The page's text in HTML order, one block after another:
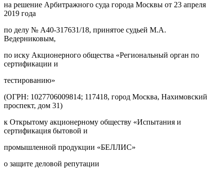
на решение Арбитражного суда города Москвы от 23 апреля
2019 года
по делу № А40-317631/18, принятое судьей М.А.
Ведерниковым,
по иску Акционерного общества «Региональный орган по
сертификации и
тестированию»
(ОГРН: 1027706009814; 117418, город Москва, Нахимовский
проспект, дом 31)
к Открытому акционерному обществу «Испытания и
сертификация бытовой и
промышленной продукции «БЕЛЛИС»
о защите деловой репутации